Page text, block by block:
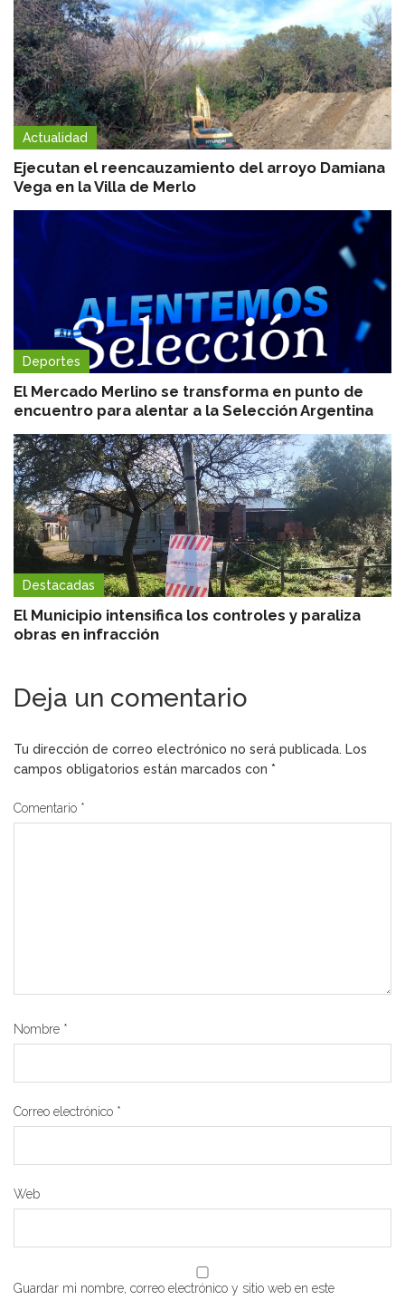
Actualidad
Ejecutan el reencauzamiento del arroyo Damiana
Vega en la Villa de Merlo
Deportes
El Mercado Merlino se transforma en punto de
encuentro para alentar a la Selección Argentina
Destacadas
El Municipio intensifica los controles y paraliza
obras en infracción
Deja un comentario
Tu dirección de correo electrónico no será publicada. Los
campos obligatorios están marcados con *
Comentario *
Nombre *
Correo electrónico *
Web
Guardar mi nombre, correo electrónico y sitio web en este